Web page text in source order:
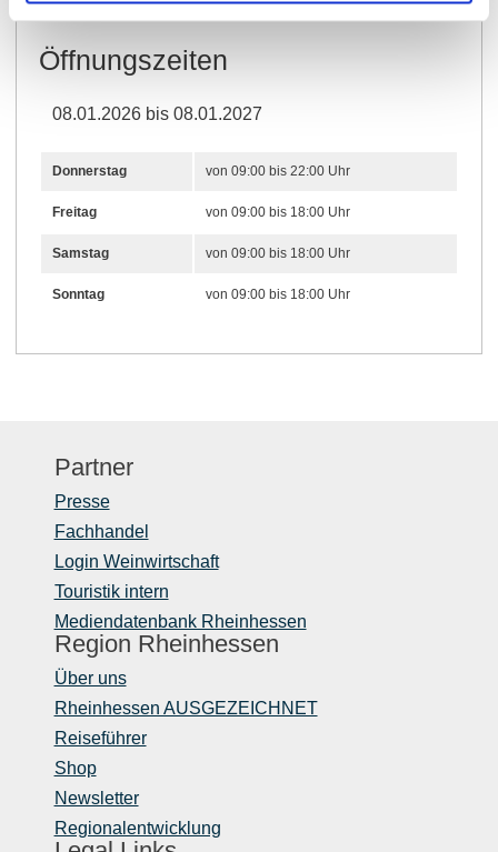
Öffnungszeiten
08.01.2026 bis 08.01.2027
Donnerstag von 09:00 bis 22:00 Uhr
Freitag von 09:00 bis 18:00 Uhr
Samstag von 09:00 bis 18:00 Uhr
Sonntag von 09:00 bis 18:00 Uhr
Partner
Presse
Fachhandel
Login Weinwirtschaft
Touristik intern
Mediendatenbank Rheinhessen
Region Rheinhessen
Über uns
Rheinhessen AUSGEZEICHNET
Reiseführer
Shop
Newsletter
Regionalentwicklung